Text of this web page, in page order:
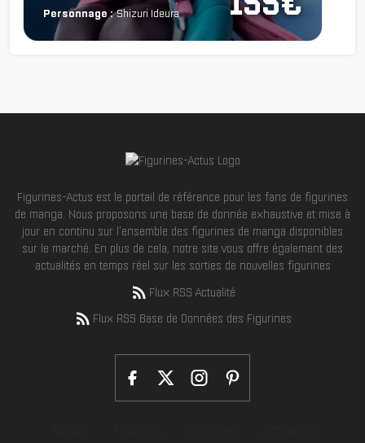
Personnage : Shizuri Ideura
Figurines-Actus est le portail de référence pour les fans de figurines
de manga. Nous proposons une base de donnée exhaustive et mise à
jour en continu sur l'ensemble des figurines de manga disponibles
sur le marché. En plus de cela, notre site vous offre également des
actualités en temps réel sur les sorties de nouvelles figurines
Flux RSS Actualité
Flux RSS Base de Données des Figurines